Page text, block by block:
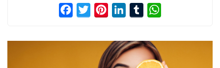
FacebookTwitterPinterestLinkedInTumblr